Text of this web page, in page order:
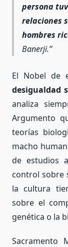
persona
relaciones
hombres
Banerji.
El Nobel de
desigualdad
analiza
Argumento
teorías
macho
de estudios
control sobre
la cultura
sobre el
genética o la
Sacramento